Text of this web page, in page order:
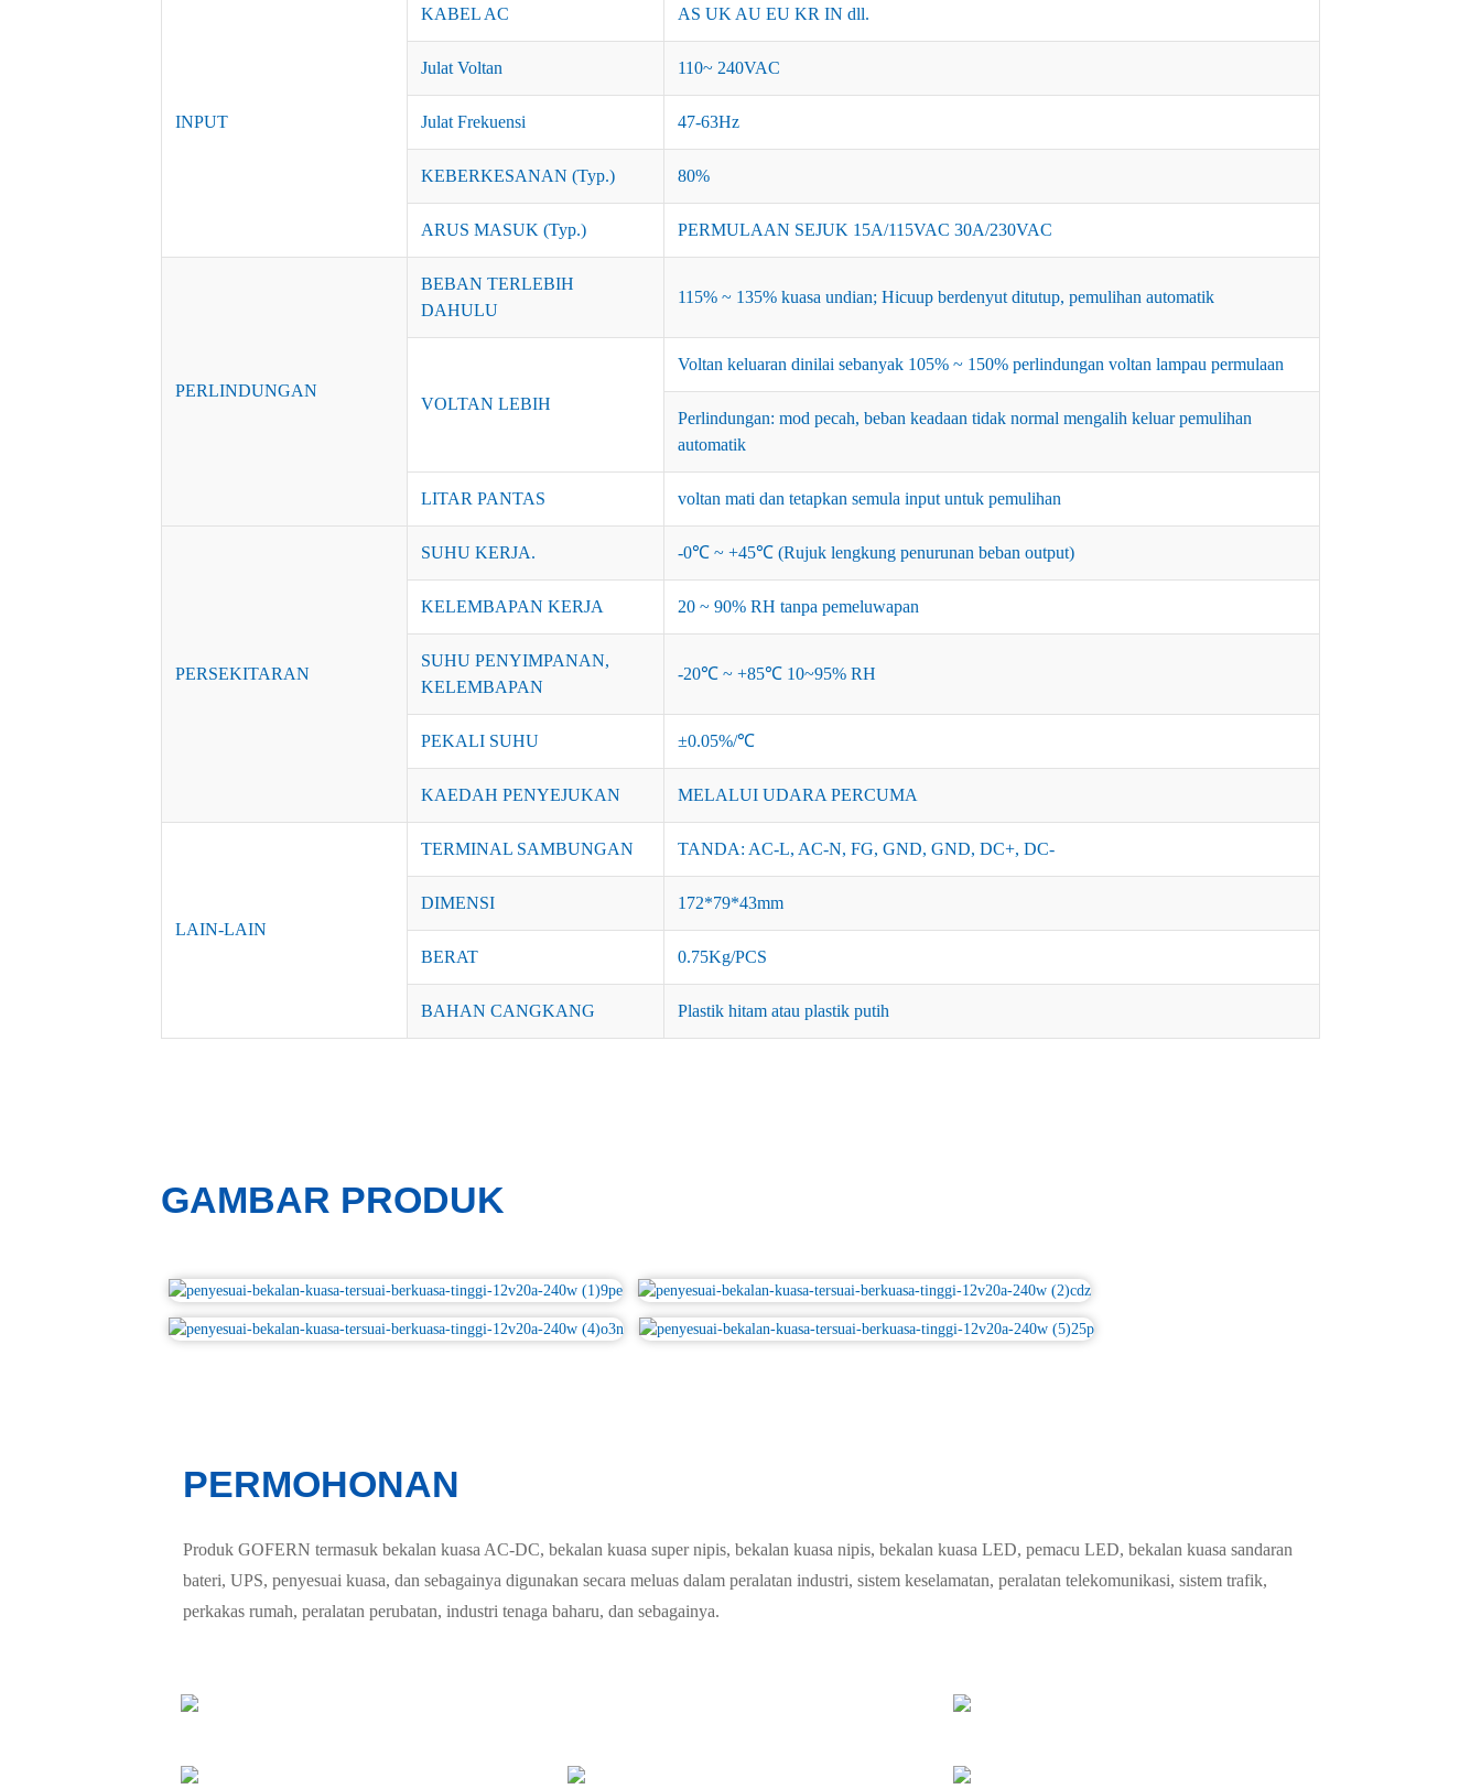
INPUT
KABEL AC AS UK AU EU KR IN dll.
Julat Voltan 110~ 240VAC
Julat Frekuensi 47-63Hz
KEBERKESANAN (Typ.) 80%
ARUS MASUK (Typ.) PERMULAAN SEJUK 15A/115VAC 30A/230VAC
PERLINDUNGAN
BEBAN TERLEBIH
DAHULU
115% ~ 135% kuasa undian; Hicuup berdenyut ditutup, pemulihan automatik
VOLTAN LEBIH
Voltan keluaran dinilai sebanyak 105% ~ 150% perlindungan voltan lampau permulaan
Perlindungan: mod pecah, beban keadaan tidak normal mengalih keluar pemulihan
automatik
LITAR PANTAS voltan mati dan tetapkan semula input untuk pemulihan
PERSEKITARAN
SUHU KERJA. -0℃ ~ +45℃ (Rujuk lengkung penurunan beban output)
KELEMBAPAN KERJA 20 ~ 90% RH tanpa pemeluwapan
SUHU PENYIMPANAN,
KELEMBAPAN
-20℃ ~ +85℃ 10~95% RH
PEKALI SUHU ±0.05%/℃
KAEDAH PENYEJUKAN MELALUI UDARA PERCUMA
LAIN-LAIN
TERMINAL SAMBUNGAN TANDA: AC-L, AC-N, FG, GND, GND, DC+, DC-
DIMENSI 172*79*43mm
BERAT 0.75Kg/PCS
BAHAN CANGKANG Plastik hitam atau plastik putih
GAMBAR PRODUK
PERMOHONAN
Produk GOFERN termasuk bekalan kuasa AC-DC, bekalan kuasa super nipis, bekalan kuasa nipis, bekalan kuasa LED, pemacu LED, bekalan kuasa sandaran
bateri, UPS, penyesuai kuasa, dan sebagainya digunakan secara meluas dalam peralatan industri, sistem keselamatan, peralatan telekomunikasi, sistem trafik,
perkakas rumah, peralatan perubatan, industri tenaga baharu, dan sebagainya.